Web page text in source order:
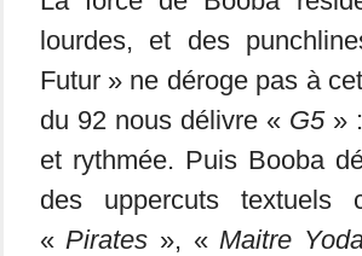
lourdes, et des
Futur » ne déroge pas à
du 92 nous délivre « G5» :
et rythmée. Puis Booba
des uppercuts
«Pirates », «Maitre